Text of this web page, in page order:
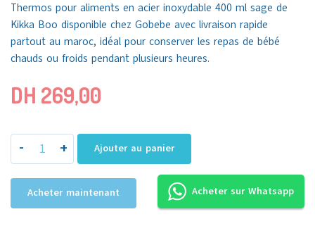
Thermos pour aliments en acier inoxydable 400 ml sage de
Kikka Boo disponible chez Gobebe avec livraison rapide
partout au maroc, idéal pour conserver les repas de bébé
chauds ou froids pendant plusieurs heures.
DH 269,00
- + Ajouter au panier
Acheter maintenant Acheter sur Whatsapp